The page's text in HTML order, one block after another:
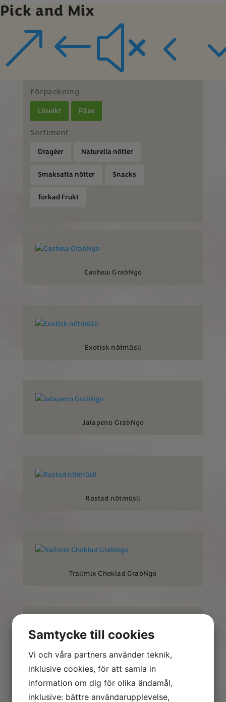
Pick and Mix
Förpackning
Lösvikt Påse
Sortiment
Dragéer Naturella nötter
Smaksatta nötter Snacks
Torkad Frukt
Cashew GrabNgo
Exotisk nötmüsli
Jalapeno GrabNgo
Rostad nötmüsli
Trailmix Choklad GrabNgo
Samtycke till cookies
Vi och våra partners använder teknik,
inklusive cookies, för att samla in
information om dig för olika ändamål,
inklusive: bättre användarupplevelse,